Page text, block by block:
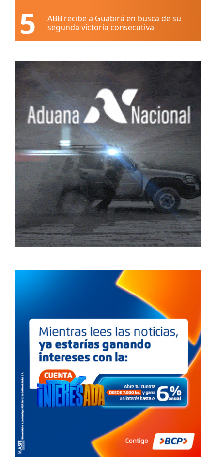
5
ABB recibe a Guabirá en busca de su
segunda victoria consecutiva